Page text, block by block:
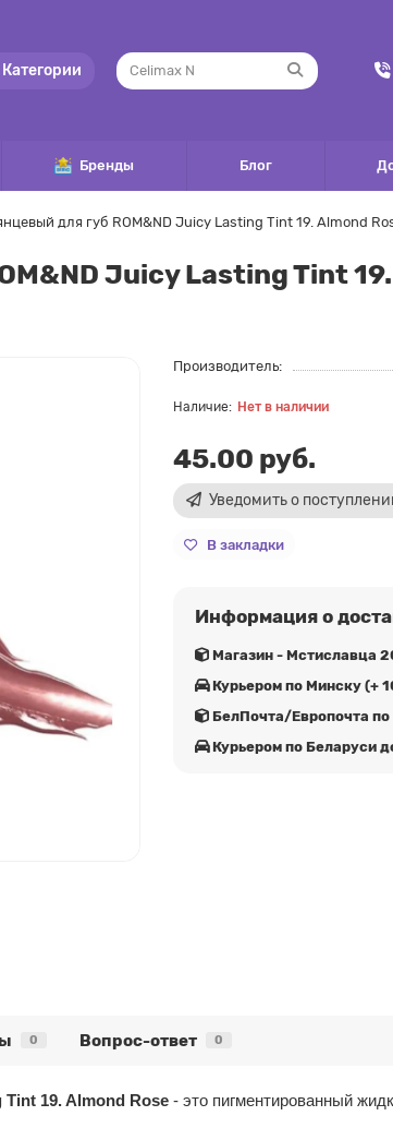
Категории
Бренды Блог
для губ ROM&ND Juicy Lasting Tint 19. Almond
Juicy Lasting Tint
Производитель:
Нет в наличии
45.00 руб.
Уведомить о
В закладки
Информация о
Магазин - Мстиславца
Курьером по Минску (+
БелПочта/Европочта по
Курьером по Беларуси
0 Вопрос-ответ 0
19. Almond Rose - это пигментированный